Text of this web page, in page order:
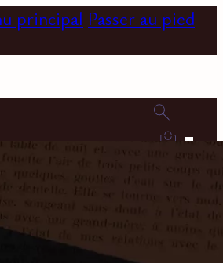
principal Passer au pied
0